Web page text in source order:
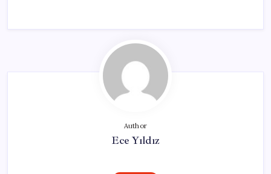
Author
Ece Yıldız